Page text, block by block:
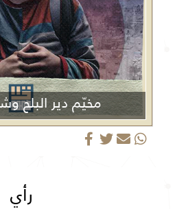
مخيّم دير البلح
رأي